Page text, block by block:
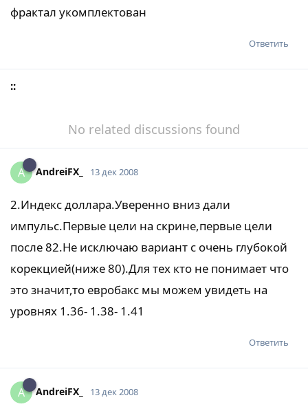
фрактал укомплектован
Ответить
::
No related discussions found
A AndreiFX_ 13 дек 2008
2.Индекс доллара.Уверенно вниз дали
импульс.Первые цели на скрине,первые цели
после 82.Не исключаю вариант с очень глубокой
корекцией(ниже 80).Для тех кто не понимает что
это значит,то евробакс мы можем увидеть на
уровнях 1.36- 1.38- 1.41
Ответить
A AndreiFX_ 13 дек 2008